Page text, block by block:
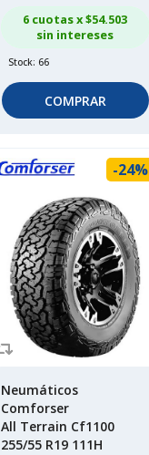
6 cuotas x $54.503
sin intereses
Stock: 66
COMPRAR
-24%
Neumáticos
Comforser
All Terrain Cf1100
255/55 R19 111H